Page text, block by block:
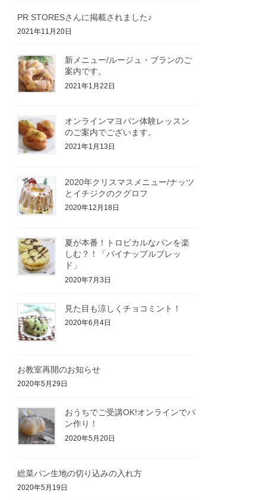
PR STORESさんに掲載されました♪
2021年11月20日
新メニュー/ルージュ・ブランのご
案内です。
2021年1月22日
オンラインマヨパン体験レッスン
のご案内でございます。
2021年1月13日
2020年クリスマスメニュー/ナッツ
とイチジクのクグロフ
2020年12月18日
夏が本番！トロピカルなパンを楽
しむ？！「パイナップルブレッ
ド」
2020年7月3日
見た目も涼しくチョコミント！
2020年6月4日
お教室再開のお知らせ
2020年5月29日
おうちでご受講OK!オンラインでパ
ン作り！
2020年5月20日
総菜パン生地の切り込みの入れ方
2020年5月19日